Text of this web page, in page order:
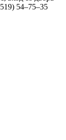
54‒75‒35